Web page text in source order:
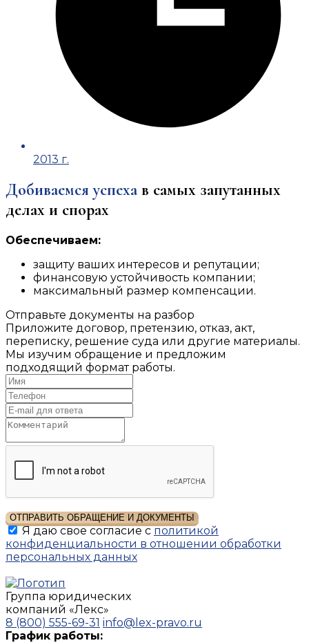
2013 г.
Добиваемся успехав самых запутанных
делах и спорах
Обеспечиваем:
защиту ваших интересов и репутации;
финансовую устойчивость компании;
максимальный размер компенсации.
Отправьте документы на разбор
Приложите договор, претензию, отказ, акт,
переписку, решение суда или другие материалы.
Мы изучим обращение и предложим
подходящий формат работы.
ОТПРАВИТЬ ОБРАЩЕНИЕ И ДОКУМЕНТЫ
Я даю свое согласие сполитикой
конфиденциальности в отношении обработки
персональных данных
Группа юридических
компаний «Лекс»
8 (800) 555-69-31 info@lex-pravo.ru
График работы: